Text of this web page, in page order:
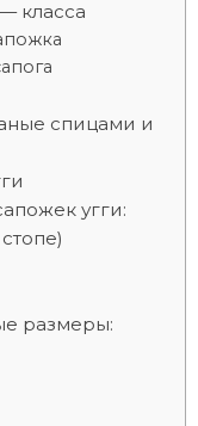
класса
спицами и
угги:
размеры: